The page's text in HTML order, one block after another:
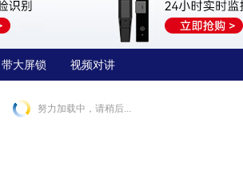
带大屏锁 视频对讲
努力加载中，请稍后...